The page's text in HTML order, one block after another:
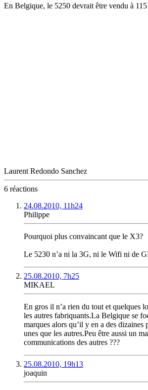
En Belgique, le 5250 devrait être vendu à
Laurent Redondo Sanchez
6 réactions
24.08.2010, 11h24
Philippe
Pourquoi plus convaincant que le X3?
Le 5230 n’a ni la 3G, ni le Wifi ni de
25.08.2010, 7h25
MIKAEL
En gros il n’a rien du tout et quelques
les autres fabriquants.La Belgique se
marques alors qu’il y en a des dizaines
unes que les autres.Peu être aussi un
communications des autres ???
25.08.2010, 19h13
joaquin